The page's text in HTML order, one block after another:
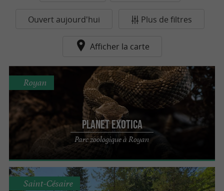
Ouvert aujourd'hui Plus de filtres
Afficher la carte
Planet Exotica
Parc zoologique à Royan
Royan
Saint-Césaire